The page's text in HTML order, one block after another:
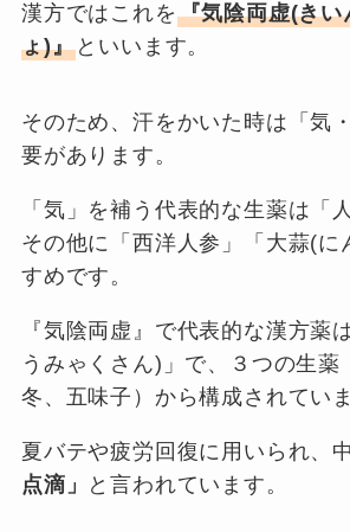
漢方ではこれを 『気陰両虚(きい
ょ)』 といいます。
そのため、汗をかいた時は「気
要があります。
「気」を補う代表的な生薬は「
その他に「西洋人参」「大蒜(に
すめです。
『気陰両虚』で代表的な漢方薬
うみゃくさん)」で、３つの生薬
冬、五味子）から構成されていま
夏バテや疲労回復に用いられ、
点滴」
と言われています。